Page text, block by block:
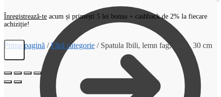
Înregistrează-te acum și primești 5 lei bonus + cashback de 2% la fiecare
achiziție!
Prima pagină /Fără categorie / Spatula Ibili, lemn fag, maro, 30 cm